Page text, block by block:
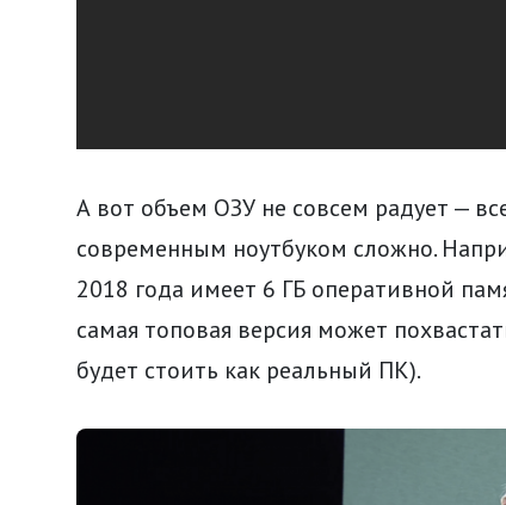
А вот объем ОЗУ не совсем радует —
современным ноутбуком сложно.
2018 года имеет 6 ГБ оперативной
самая топовая версия может
будет стоить как реальный ПК).